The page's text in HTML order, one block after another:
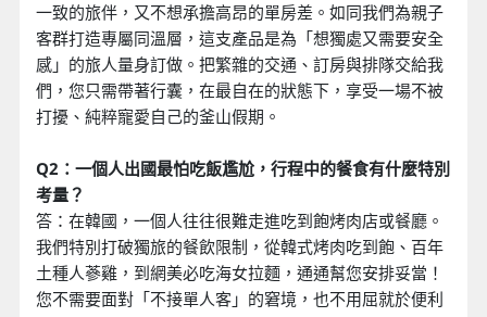
一致的旅伴，又不想承擔高昂的單房差。如同我們為親子
客群打造專屬同溫層，這支產品是為「想獨處又需要安全
感」的旅人量身訂做。把繁雜的交通、訂房與排隊交給我
們，您只需帶著行囊，在最自在的狀態下，享受一場不被
打擾、純粹寵愛自己的釜山假期。
Q2：一個人出國最怕吃飯尷尬，行程中的餐食有什麼特別
考量？
答：在韓國，一個人往往很難走進吃到飽烤肉店或餐廳。
我們特別打破獨旅的餐飲限制，從韓式烤肉吃到飽、百年
土種人蔘雞，到網美必吃海女拉麵，通通幫您安排妥當！
您不需要面對「不接單人客」的窘境，也不用屈就於便利